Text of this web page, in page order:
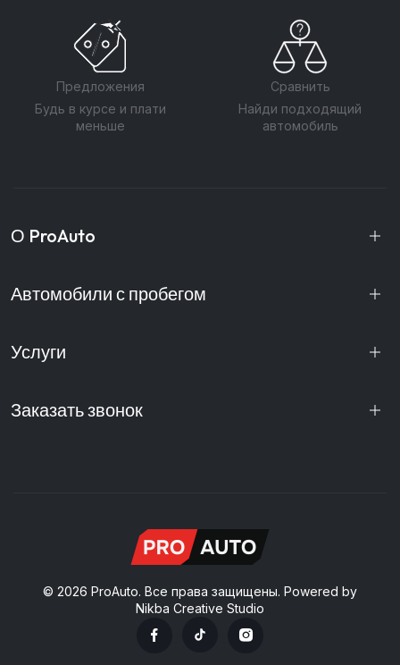
Предложения
Будь в курсе и плати
меньше
Сравнить
Найди подходящий
автомобиль
О ProAuto
Автомобили с пробегом
Услуги
Заказать звонок
© 2026 ProAuto. Все права защищены. Powered by
Nikba Creative Studio